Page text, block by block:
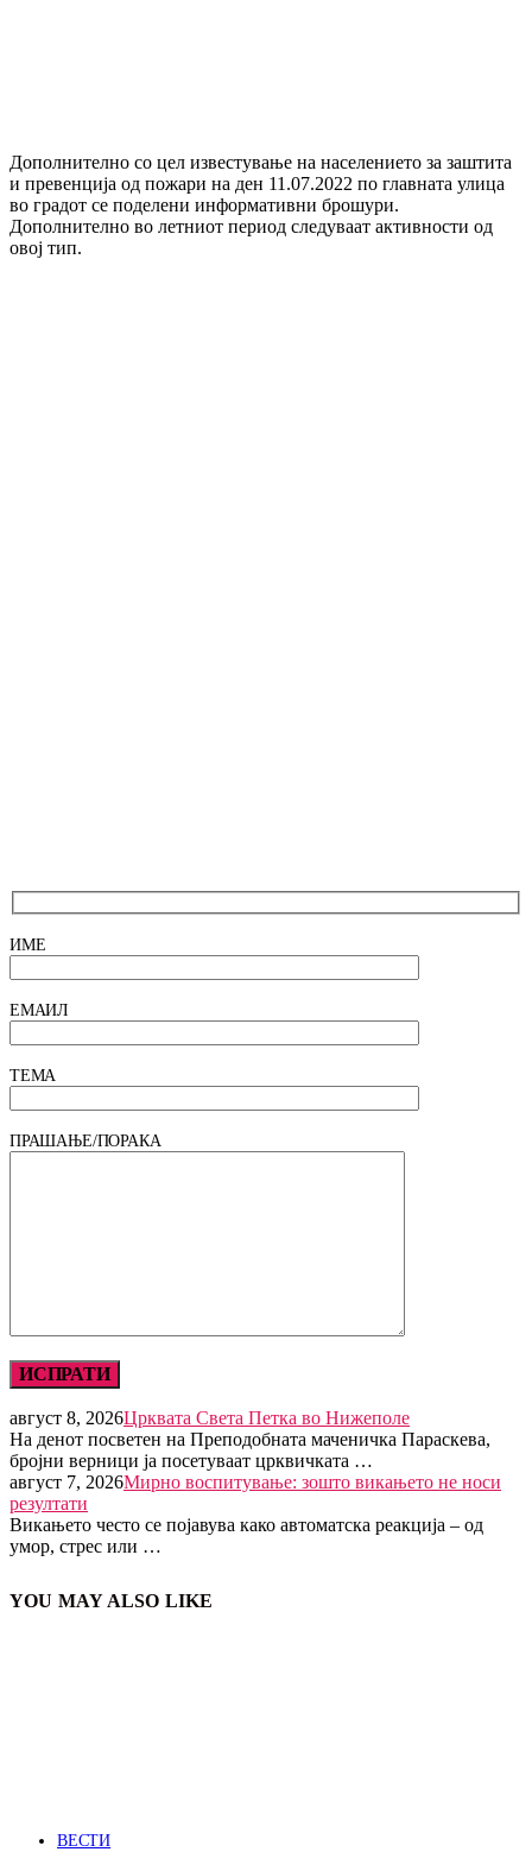
Дополнително со цел известување на населението за заштита
и превенција од пожари на ден 11.07.2022 по главната улица
во градот се поделени информативни брошури.
Дополнително во летниот период следуваат активности од
овој тип.
ИМЕ
ЕМАИЛ
ТЕМА
ПРАШАЊЕ/ПОРАКА
август 8, 2026Црквата Света Петка во Нижеполе
На денот посветен на Преподобната маченичка Параскева,
бројни верници ја посетуваат црквичката …
август 7, 2026Мирно воспитување: зошто викањето не носи
резултати
Викањето често се појавува како автоматска реакција – од
умор, стрес или …
YOU MAY ALSO LIKE
ВЕСТИ